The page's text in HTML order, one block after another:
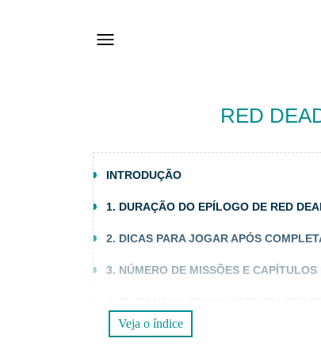
RED
INTRODUÇÃO
1. DURAÇÃO DO EPÍLOGO DE RED
2. DICAS PARA JOGAR APÓS
3. NÚMERO DE MISSÕES E
5. O VIDEOGAME MAIS LONGO DO
Veja o índice